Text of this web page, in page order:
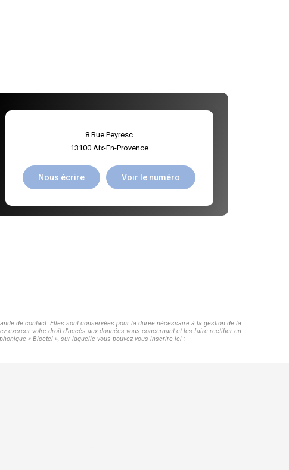
8 Rue Peyresc
13100 Aix-En-Provence
Nous écrire Voir le numéro
de contact. Elles sont conservées pour la durée nécessaire à la gestion de la
exercer votre droit d'accès aux données vous concernant et les faire rectifier en
« Bloctel », sur laquelle vous pouvez vous inscrire ici :